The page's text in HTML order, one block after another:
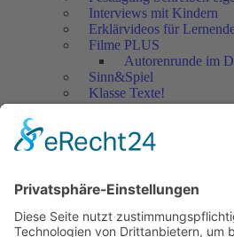
Interviews mit Kindern
Erklärvideos für
Filme PLUS
Autorenrunde im
Sinn&Spiel
Klasse Texte!
Filmausschnitte
Jedes Kind wertschätzen!
Artikel
Artikel 2018